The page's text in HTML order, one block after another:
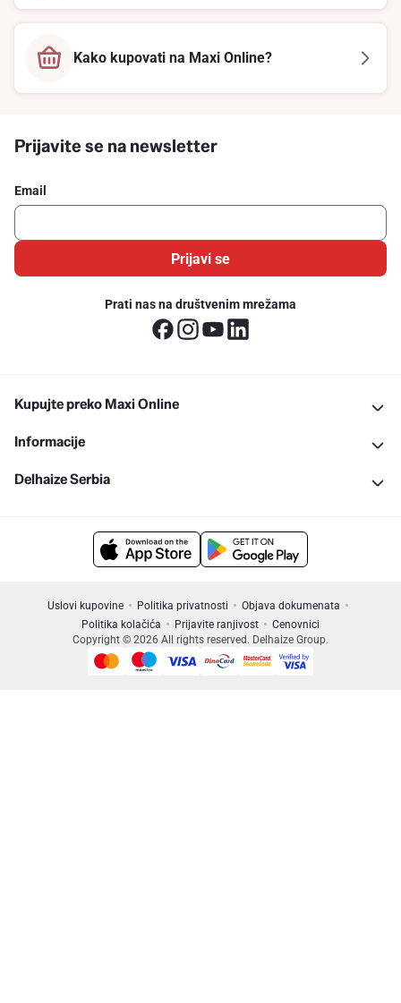
Kako kupovati na Maxi Online?
Prijavite se na newsletter
Email
Prijavi se
Prati nas na društvenim mrežama
Kupujte preko Maxi Online
Informacije
Delhaize Serbia
Uslovi kupovine Politika privatnosti
Objava dokumenata
Politika kolačića
Prijavite ranjivost
Cenovnici
Copyright © 2026 All rights reserved. Delhaize Group.